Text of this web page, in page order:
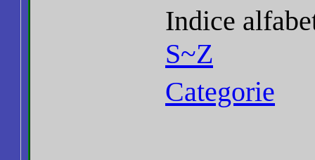
Indice
S~Z
Categorie